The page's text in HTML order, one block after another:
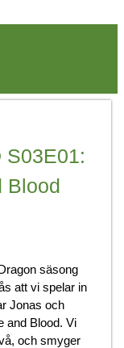
S03E01:
Blood
säsong
att vi spelar in
Jonas och
and Blood. Vi
och smyger